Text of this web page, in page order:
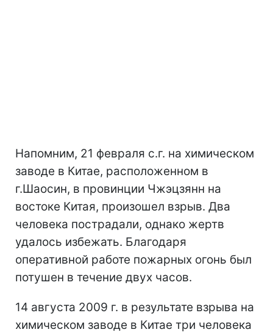
Напомним, 21 февраля с.г. на химическом
заводе в Китае, расположенном в
г.Шаосин, в провинции Чжэцзянн на
востоке Китая, произошел взрыв. Два
человека пострадали, однако жертв
удалось избежать. Благодаря
оперативной работе пожарных огонь был
потушен в течение двух часов.
14 августа 2009 г. в результате взрыва на
химическом заводе в Китае три человека